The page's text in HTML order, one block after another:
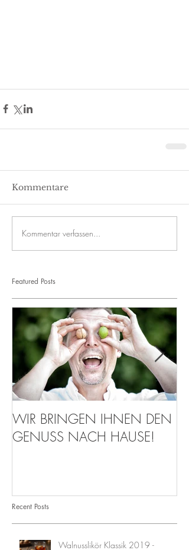
Kommentare
Kommentar verfassen...
Featured Posts
WIR BRINGEN IHNEN DEN
GENUSS NACH HAUSE!
Recent Posts
Walnusslikör Klassik 2019 -